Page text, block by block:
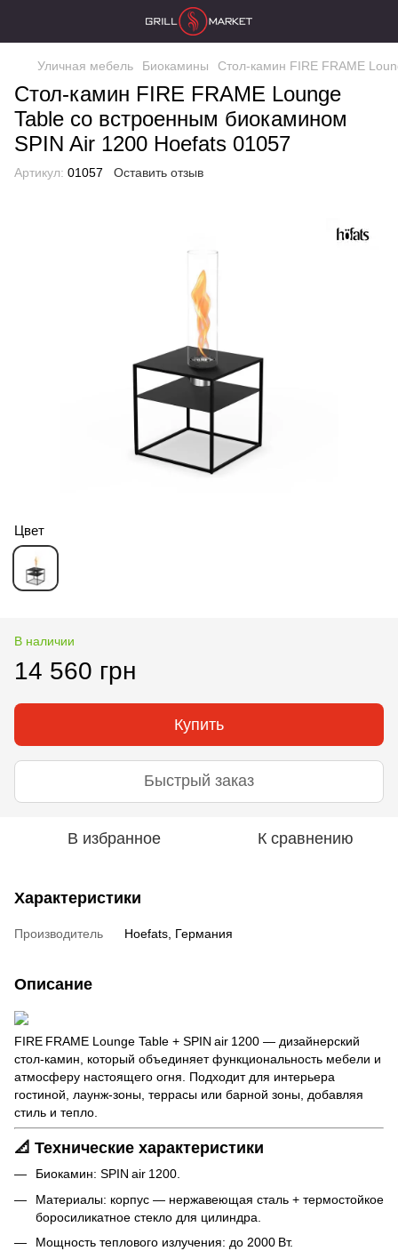
Уличная мебель Биокамины Стол-камин FIRE FRAME
Стол-камин FIRE FRAME Lounge
Table со встроенным биокамином
SPIN Air 1200 Hoefats 01057
Артикул: 01057 Оставить отзыв
Цвет
В наличии
14 560 грн
Купить
Быстрый заказ
В избранное К сравнению
Характеристики
Производитель Hoefats, Германия
Описание
FIRE FRAME Lounge Table + SPIN air 1200 — дизайнерский
стол‑камин, который объединяет функциональность мебели и
атмосферу настоящего огня. Подходит для интерьера
гостиной, лаунж‑зоны, террасы или барной зоны, добавляя
стиль и тепло.
📐 Технические характеристики
Биокамин: SPIN air 1200.
Материалы: корпус — нержавеющая сталь + термостойкое
боросиликатное стекло для цилиндра.
Мощность теплового излучения: до 2000 Вт.